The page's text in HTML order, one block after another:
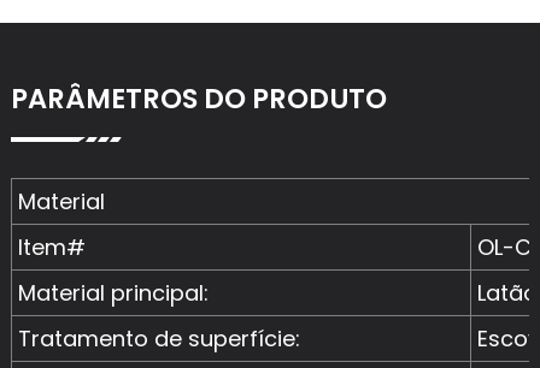
PARÂMETROS DO PRODUTO
Material
Item#
OL-
Material principal:
Latão
Tratamento de superfície: